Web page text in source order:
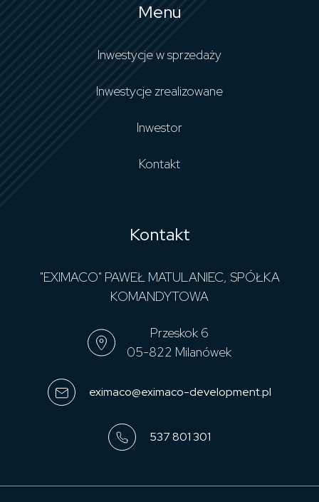
Menu
Inwestycje w sprzedaży
Inwestycje zrealizowane
Inwestor
Kontakt
Kontakt
"EXIMACO" PAWEŁ MATULANIEC, SPÓŁKA
KOMANDYTOWA
Przeskok 6
05-822 Milanówek
eximaco@eximaco-development.pl
537 801 301